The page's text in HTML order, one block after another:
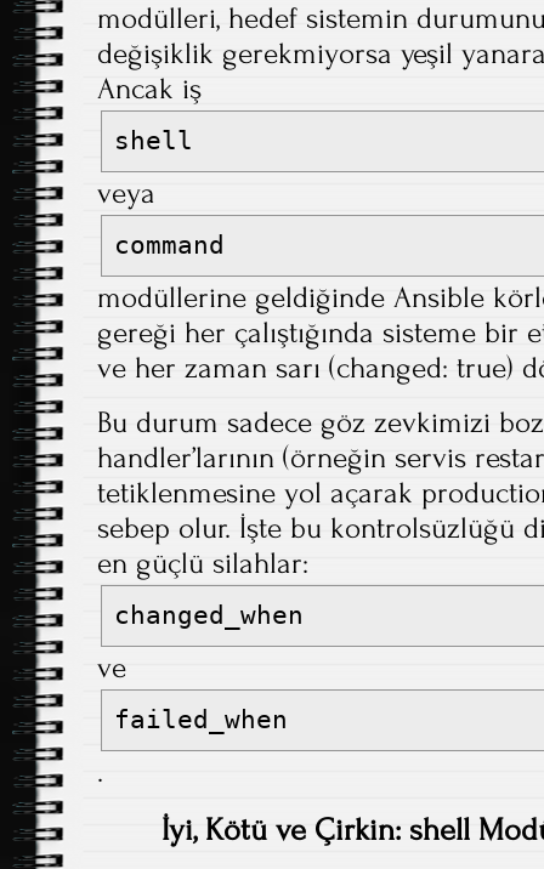
modülleri, hedef sistemin
değişiklik gerekmiyorsa yeşil
Ancak iş
shell
veya
command
modüllerine geldiğinde Ansible
gereği her çalıştığında sisteme
ve her zaman sarı (changed: true)
Bu durum sadece göz zevkimizi
handler’larının (örneğin servis
tetiklenmesine yol açarak
sebep olur. İşte bu kontrolsüzlüğü
en güçlü silahlar:
changed_when
ve
failed_when
.
İyi, Kötü ve Çirkin: shell